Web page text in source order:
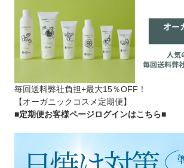
毎回送料弊社負担+最大15％OFF！
【オーガニックコスメ定期便】
■定期便お客様ページログインはこちら■